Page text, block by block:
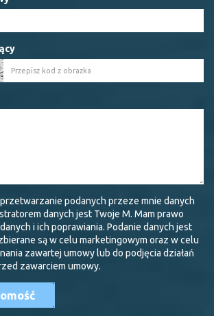
podanych przeze mnie danych
danych jest Twoje M. Mam prawo
i ich poprawiania. Podanie danych jest
są w celu marketingowym oraz w celu
zawartej umowy lub do podjęcia działań
zawarciem umowy.